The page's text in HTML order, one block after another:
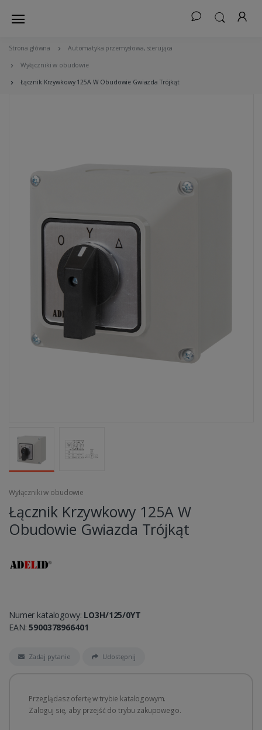
Strona główna Automatyka przemysłowa, sterująca
Wyłączniki w obudowie
Łącznik Krzywkowy 125A W Obudowie Gwiazda Trójkąt
Wyłączniki w obudowie
Łącznik Krzywkowy 125A W
Obudowie Gwiazda Trójkąt
Numer katalogowy: LO3H/125/0YT
EAN:5900378966401
Zadaj pytanie Udostępnij
Przeglądasz ofertę w trybie katalogowym.
Zaloguj się, aby przejść do trybu zakupowego.